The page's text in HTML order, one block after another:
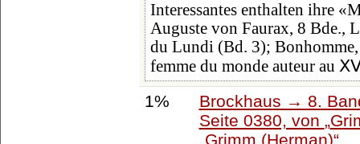
Interessantes enthalten ihre
Auguste von Faurax, 8 Bde.,
du Lundi (Bd. 3);
femme du monde auteur au
1%
Brockhaus → 8.
Seite 0380, von
Grimm (Herman)